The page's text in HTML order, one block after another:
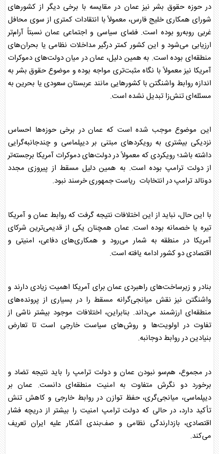
در حوزه حقوق بشر نیزعمان در مقایسه با برخی دیگر از کشورهای
شورای همکاری خلیج فارس، معمولاً با انتقادات کمتری از سوی محافل
غربی روبه‌رو بوده است. فضای سیاسی و اجتماعی عماننسبتاً آرام‌تر
ارزیابی می‌شود و این کشور کمتر درگیر مداخلات نظامی یا بحران‌های
منطقه‌ای بوده است. به همین دلیل، عماندر میان دولت‌های دموکرات
آمریکا نیز معمولاً با نگاه مثبت‌تری مواجه بوده و موضوع حقوق بشر به
اندازه روابط واشنگتن با کشورهایی مانند عربستان سعودی یا بحرین به
مسئله‌ای تنش‌زا تبدیل نشده است.
این موضوع موجب شده است که عماندر برخی حوزه‌ها احساس
نزدیکی بیشتری به رویکردهای مبتنی بر دیپلماسی و چندجانبه‌گرایی
داشته باشد؛ رویکردی که معمولاً در دولت‌های دموکرات آمریکا برجسته‌تر
از دولت ترامپ بوده است. به همین دلیل مسقط از پیروزی مجدد
دونالد ترامپدر انتخابات ریاست جمهوری خرسند نبود.
با این حال، نباید از این اختلافات نتیجه گرفت که روابط عمانو آمریکا
تیره یا خصمانه بوده است.عمان همچنان یکی از قدیمی‌ترین شرکای
آمریکا در منطقه به شمار می‌رود و همکاری‌های دفاعی، امنیتی و
اقتصادی دو کشور ادامه یافته است.
بنادر و زیرساخت‌های راهبردی عمانبرای آمریکا اهمیت زیادی دارند و
واشنگتن نیز نقش میانجی‌گرانه مسقط را در بسیاری از پرونده‌های
منطقه‌ای ارزشمند می‌داند. بنابراین، اختلافات موجود بیشتر ناشی از
تفاوت در اولویت‌ها و روش‌های سیاست خارجی است تا تعارض
بنیادین در روابط دوجانبه.
در مجموع، هم‌سو نبودن عمانو دولت ترامپ را باید نتیجه تضاد و
برخورد دو نگرش متفاوت به امنیت منطقه‌ای دانست. عمانبر
دیپلماسی، میانجی‌گری، حفظ توازن در روابط خارجی وکاهش تنش
تأکید دارد، در حالی که دولت ترامپ امنیت را بیشتر از دریچه فشار
اقتصادی، بازدارندگی نظامی و صف‌بندی آشکار علیه ایران تعریف
می‌کند.